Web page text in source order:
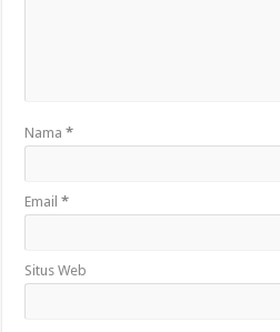
Nama*
Email*
Situs Web